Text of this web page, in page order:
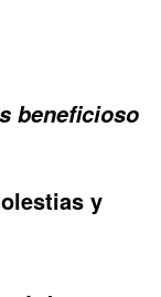
beneficioso
y